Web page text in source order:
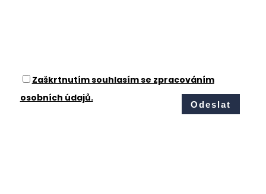
Zaškrtnutím souhlasím se zpracováním
osobních údajů.